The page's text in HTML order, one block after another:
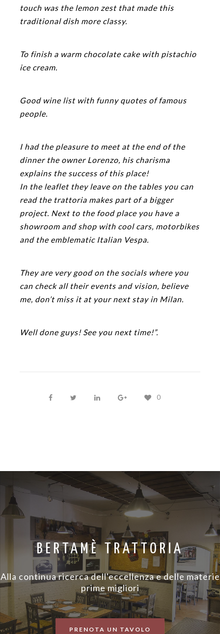
touch was the lemon zest that made this
traditional dish more classy.
To finish a warm chocolate cake with pistachio
ice cream.
Good wine list with funny quotes of famous
people.
I had the pleasure to meet at the end of the
dinner the owner Lorenzo, his charisma
explains the success of this place!
In the leaflet they leave on the tables you can
read the trattoria makes part of a bigger
project. Next to the food place you have a
showroom and shop with cool cars, motorbikes
and the emblematic Italian Vespa.
They are very good on the socials where you
can check all their events and vision, believe
me, don’t miss it at your next stay in Milan.
Well done guys! See you next time!”.
0
BERTAMÈ TRATTORIA
Alla continua ricerca dell'eccellenza e delle materie
prime migliori
PRENOTA UN TAVOLO